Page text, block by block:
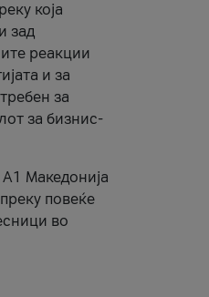
која
зад
реакции
и за
за
за бизнис-
Македонија
повеќе
во